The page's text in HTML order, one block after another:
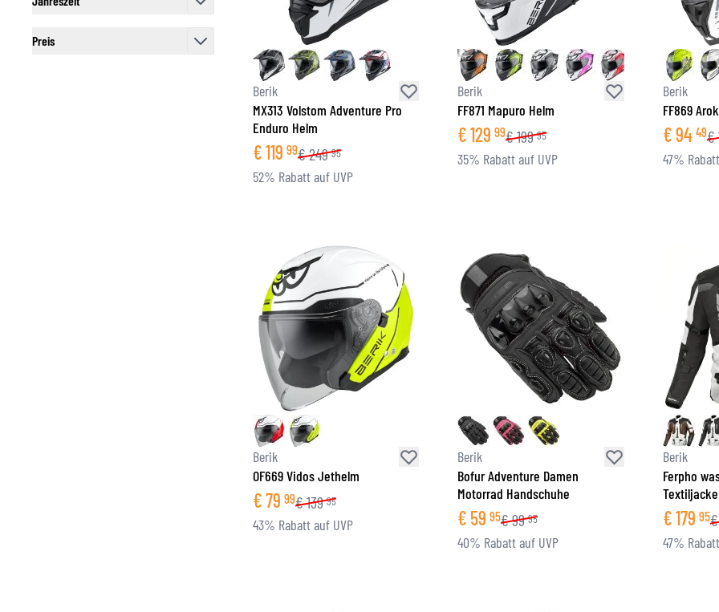
Preis
Berik
MX313 Volstom Adventure Pro
Enduro Helm
€119 99€249 95
52% Rabatt auf UVP
Berik
FF871 Mapuro Helm
€129 99€199 95
35% Rabatt auf UVP
Berik
FF869
€94 49€
47%
Berik
OF669 Vidos Jethelm
€79 99€139 95
43% Rabatt auf UVP
Berik
Bofur Adventure Damen
Motorrad Handschuhe
€ 59 95€99 95
40% Rabatt auf UVP
Berik
Ferpho
Textiljacke
€179 95€
47%